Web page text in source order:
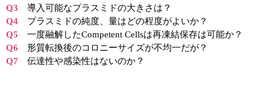
実験ガイド
リアルタイムPCR実験ガイド
遺伝子検査ガイド（食品・水質・家畜他）
Q3 導入可能なプラスミドの大きさは？
Q4 プラスミドの純度、量はどの程度がよいか？
Q5 一度融解したCompetent Cellsは再凍結保存は可能か？
Q6 形質転換後のコロニーサイズが不均一だが？
Q7 伝達性や感染性はないのか？